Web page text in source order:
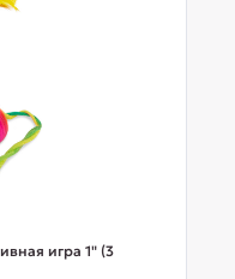
игра 1" (3